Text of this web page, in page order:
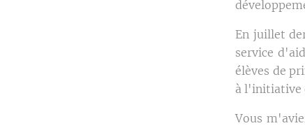
En juillet
service
élèves de
à l'initiative
Vous